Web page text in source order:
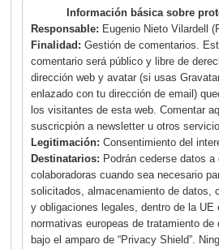
Información básica sobre
Responsable: Eugenio Nieto Vilardell
Finalidad:Gestión de comentarios.
comentario será público y libre de
dirección web y avatar (si usas
enlazado con tu dirección de email)
los visitantes de esta web. Comentar
suscricpión a newsletter u otros
Legitimación:Consentimiento del
Destinatarios: Podrán cederse datos a
colaboradoras cuando sea necesario
solicitados, almacenamiento de datos,
y obligaciones legales, dentro de la UE
normativas europeas de tratamiento
bajo el amparo de “Privacy Shield”.